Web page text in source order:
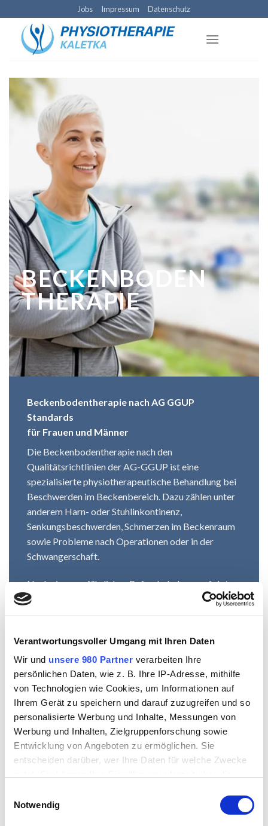
Verantwortungsvoller Umgang mit Ihren Daten
Wir und unsere 980 Partner verarbeiten Ihre
persönlichen Daten, wie z. B. Ihre IP-Adresse, mithilfe
von Technologien wie Cookies, um Informationen auf
Ihrem Gerät zu speichern und darauf zuzugreifen und so
personalisierte Werbung und Inhalte, Messungen von
Werbung und Inhalten, Zielgruppenforschung sowie
Entwicklung von Angeboten zu ermöglichen. Sie
entscheiden darüber, wer Ihre Daten für welche Zwecke
Trigger Symbol ändern oder widerrufen
Notwendig
to
content
Jobs Impressum Datenschutz
BECKENBODEN
THERAPIE
Beckenbodentherapie nach AG GGUP
Standards
für Frauen und Männer
Die Beckenbodentherapie nach den
Qualitätsrichtlinien derAG-GGUP ist eine
spezialisierte physiotherapeutische Behandlung bei
Beschwerden im Beckenbereich. Dazu zählen unter
anderem Harn- oder Stuhlinkontinenz,
Senkungsbeschwerden, Schmerzen im Beckenraum
sowie Probleme nach Operationen oder in der
Schwangerschaft.
Nach einer ausführlichen Befunderhebung erfolgt
eine individuell angepasste Therapie mit gezieltem
Muskeltraining, Wahrnehmungsschulung,
die Kraft, Koordination und Entspannungsfähigkeit
des Beckenbodens zu verbessern und die
Lebensqualität nachhaltig zu steigern.
Therapie Ablauf
Gemeinsam mit der Therapeutin erarbeiten Sie ein
individuelles Therapiekonzept, das gezielte
So können sie Ihre Beschwerden langfristig